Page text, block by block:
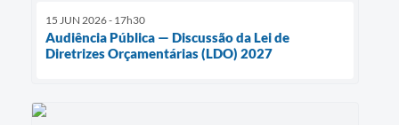
15 JUN 2026 - 17h30
Audiência Pública — Discussão da Lei de
Diretrizes Orçamentárias (LDO) 2027